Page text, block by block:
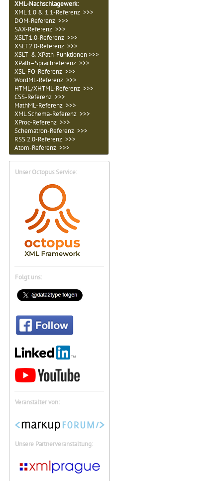
XML-Nachschlagewerk:
XML 1.0 & 1.1-Referenz >>>
DOM-Referenz >>>
SAX-Referenz >>>
XSLT 1.0-Referenz >>>
XSLT 2.0-Referenz >>>
XSLT- & XPath-Funktionen >>>
XPath–Sprachreferenz >>>
XSL-FO-Referenz >>>
WordML-Referenz >>>
HTML/XHTML-Referenz >>>
CSS-Referenz >>>
MathML-Referenz >>>
XML Schema-Referenz >>>
XProc-Referenz >>>
Schematron-Referenz >>>
RSS 2.0-Referenz >>>
Atom-Referenz >>>
Unser Octopus Service:
Folgt uns:
Veranstalter von:
Unsere Partnerveranstaltung: